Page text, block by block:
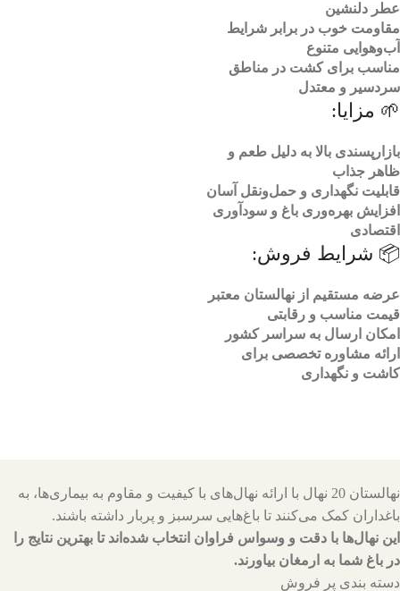
عطر دلنشین
مقاومت خوب در برابر شرایط
آب‌وهوایی متنوع
مناسب برای کشت در مناطق
سردسیر و معتدل
🌱 مزایا:
بازارپسندی بالا به دلیل طعم و
ظاهر جذاب
قابلیت نگهداری و حمل‌ونقل آسان
افزایش بهره‌وری باغ و سودآوری
اقتصادی
📦 شرایط فروش:
عرضه مستقیم از نهالستان معتبر
قیمت مناسب و رقابتی
امکان ارسال به سراسر کشور
ارائه مشاوره تخصصی برای
کاشت و نگهداری
نهالستان 20 نهال با ارائه نهال‌های با کیفیت و مقاوم به بیماری‌ها، به
باغداران کمک می‌کنند تا باغ‌هایی سرسبز و پربار داشته باشند.
این نهال‌ها با دقت و وسواس فراوان انتخاب شده‌اند تا بهترین نتایج را
در باغ شما به ارمغان بیاورند.
دسته بندی پر فروش